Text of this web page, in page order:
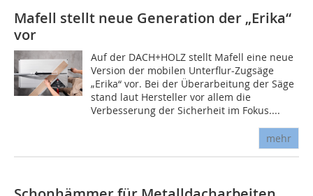
Mafell stellt neue Generation der „Erika“
vor
Auf der DACH+HOLZ stellt Mafell eine neue
Version der mobilen Unterflur-Zugsäge
„Erika“ vor. Bei der Überarbeitung der Säge
stand laut Hersteller vor allem die
Verbesserung der Sicherheit im Fokus....
mehr